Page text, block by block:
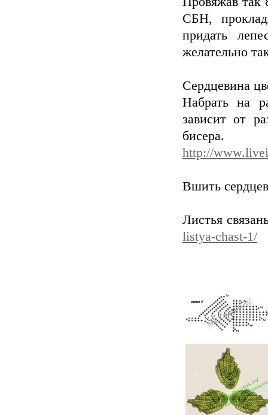
СБН,
придать
желательно
Сердцевина
Набрать на
зависит от
http://
Вшить
Листья
listya-chast-1/